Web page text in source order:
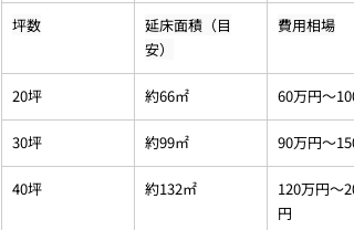
坪数
延床面積（目
安）
費用相場
20坪 約66㎡ 60万円～
30坪 約99㎡ 90万円～
40坪 約132㎡
120万円～
円